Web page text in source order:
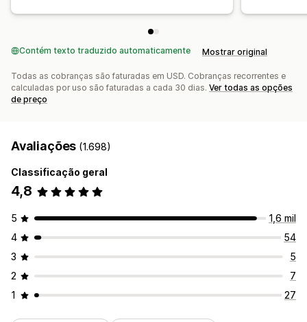
Contém texto traduzido automaticamente Mostrar original
Todas as cobranças são faturadas em USD. Cobranças recorrentes e
calculadas por uso são faturadas a cada 30 dias. Ver todas as opções
de preço
Avaliações (1.698)
Classificação geral
4,8
5
1,6 mil
4
54
3
5
2
7
1
27